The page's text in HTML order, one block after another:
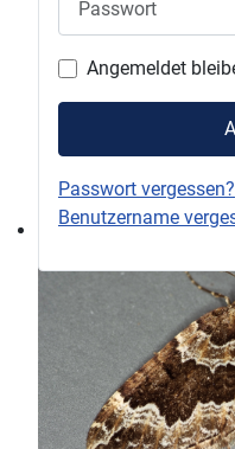
Angemeldet
Passwort vergessen?
Benutzername